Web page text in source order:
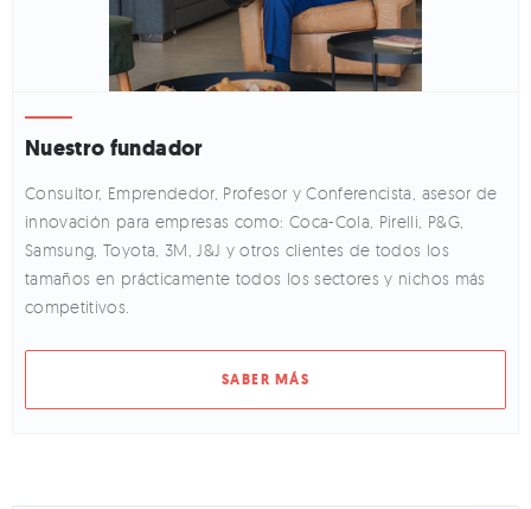
Nuestro fundador
Consultor, Emprendedor, Profesor y Conferencista, asesor de
innovación para empresas como: Coca-Cola, Pirelli, P&G,
Samsung, Toyota, 3M, J&J y otros clientes de todos los
tamaños en prácticamente todos los sectores y nichos más
competitivos.
SABER MÁS